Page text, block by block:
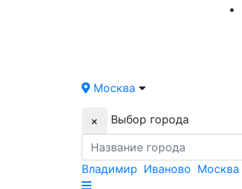
Москва
× Выбор города
Владимир Иваново Москва